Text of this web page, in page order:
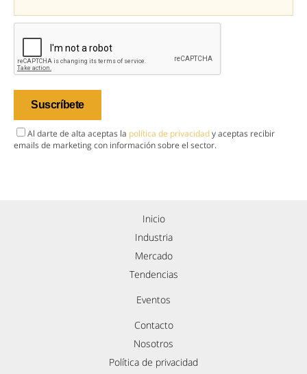
Al darte de alta aceptas la política de privacidady aceptas recibir
emails de marketing con información sobre el sector.
Inicio
Industria
Mercado
Tendencias
Eventos
Contacto
Nosotros
Política de privacidad